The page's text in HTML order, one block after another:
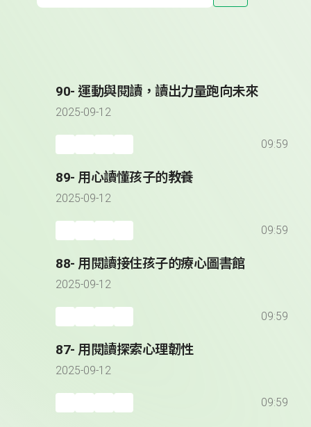
90- 運動與閱讀，讀出力量跑向未來
2025-09-12
09:59
89- 用心讀懂孩子的教養
2025-09-12
09:59
88- 用閱讀接住孩子的療心圖書館
2025-09-12
09:59
87- 用閱讀探索心理韌性
2025-09-12
09:59